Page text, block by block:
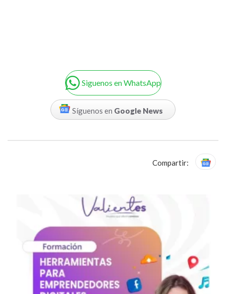
Siguenos en WhatsApp
Síguenos en Google News
Compartir: